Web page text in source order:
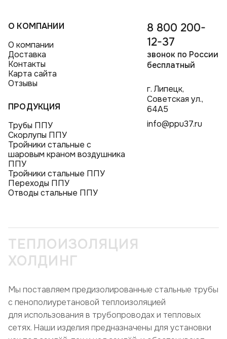
О КОМПАНИИ
О компании
Доставка
Контакты
Карта сайта
Отзывы
ПРОДУКЦИЯ
Трубы ППУ
Скорлупы ППУ
Тройники стальные с
шаровым краном воздушника
ППУ
Тройники стальные ППУ
Переходы ППУ
Отводы стальные ППУ
8 800 200-
12-37
звонок по России
бесплатный
г. Липецк,
Советская ул.,
64А5
info@ppu37.ru
ТЕПЛОИЗОЛЯЦИЯ
ХОЛДИНГ
Мы поставляем предизолированные стальные трубы
с пенополиуретановой теплоизоляцией
для использования в трубопроводах и тепловых
сетях. Наши изделия предназначены для установки